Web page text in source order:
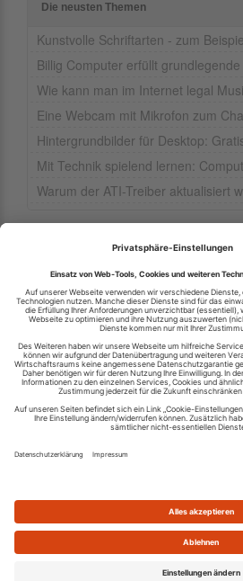
Die neusten Themen
Kunstvolle Schriftarten - zum
Billig Computer erfüllt
Wie kann man im Internet legal
Eine Webcam mit Mikrofon zum
Hintergrundbilder für Desktop:
Mit Technik spielend lernen:
Warum der ATI-Treiber aktualisiert
Ihren RSS-Feed veröffentlichen
RSS-Verzeichnis.de © 2003-2026
Impressum
Kontakt
Datenschutzinformation
Cookie-Einstellungen
Was ist ein RSS Feed?
Die besten RSS Reader
101-200|200-